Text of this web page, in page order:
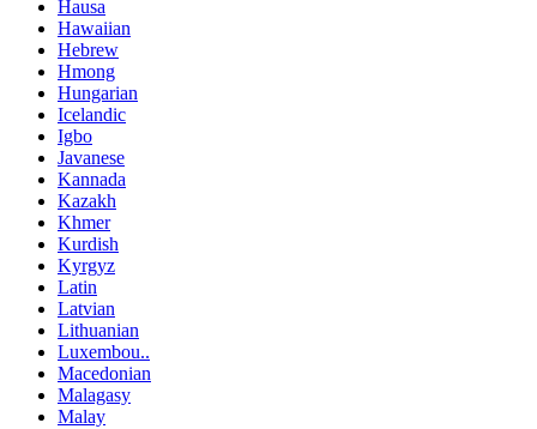
Hausa
Hawaiian
Hebrew
Hmong
Hungarian
Icelandic
Igbo
Javanese
Kannada
Kazakh
Khmer
Kurdish
Kyrgyz
Latin
Latvian
Lithuanian
Luxembou..
Macedonian
Malagasy
Malay